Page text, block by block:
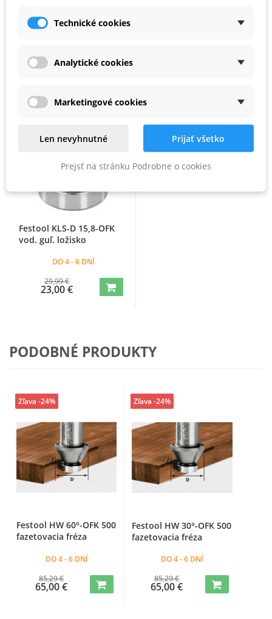
Alfa (°)
Festool KLS-D 15,8-OFK
vod. guľ. ložisko
DO 4 - 6 DNÍ
29,99 €
23,00 €
Zľava -23%
PODOBNÉ PRODUKTY
Festool HW 60°-OFK 500
fazetovacia fréza
DO 4 - 6 DNÍ
85,29 €
65,00 €
Zľava -24%
Festool HW 30°-OFK 500
fazetovacia fréza
DO 4 - 6 DNÍ
85,29 €
65,00 €
Zľava -24%
Technické cookies
Analytické cookies
Marketingové cookies
Len nevyhnutné Prijať všetko
Prejsť na stránku Podrobne o cookies